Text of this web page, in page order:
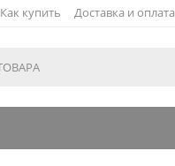
Как купить Доставка и оплата